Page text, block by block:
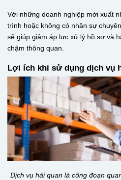
Với những doanh nghiệp mới xuất
trình hoặc không có nhân sự
sẽ giúp giảm áp lực xử lý hồ sơ và
chậm thông quan.
Lợi ích khi sử dụng dịch vụ
Dịch vụ hải quan là công đoạn